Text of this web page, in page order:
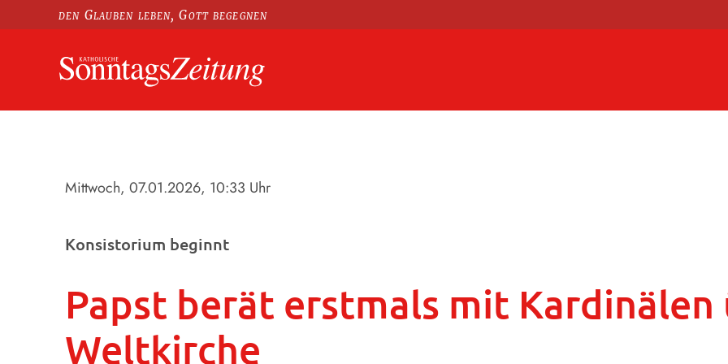
den Glauben leben, Gott begegnen
Mittwoch, 07.01.2026, 10:33 Uhr
Konsistorium beginnt
Papst berät erstmals mit Kardinälen
Weltkirche